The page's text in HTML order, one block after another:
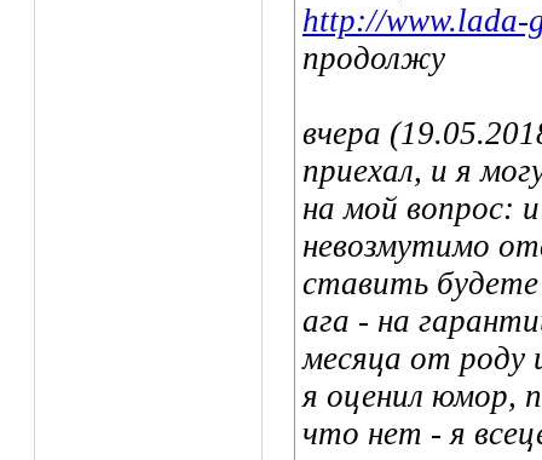
http://www.lada-
продолжу
вчера
приехал, и я
на мой вопрос:
невозмутимо
ставить
ага - на
месяца от роду
я оценил юмор,
что нет - я